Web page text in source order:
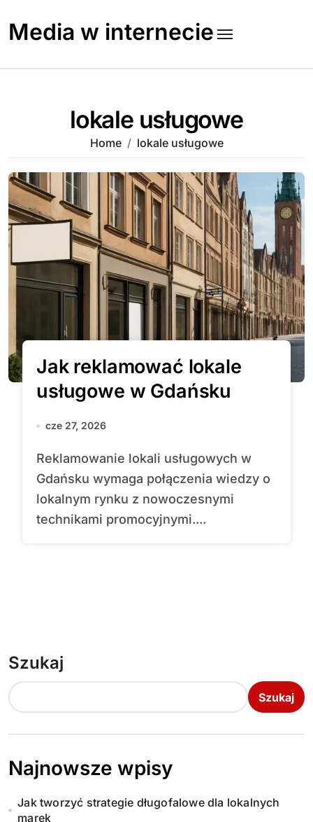
content
Media w internecie
lokale usługowe
Home lokale usługowe
Jak reklamować lokale
usługowe w Gdańsku
cze 27, 2026
Reklamowanie lokali usługowych w
Gdańsku wymaga połączenia wiedzy o
lokalnym rynku z nowoczesnymi
technikami promocyjnymi....
Szukaj
Szukaj
Najnowsze wpisy
Jak tworzyć strategie długofalowe dla lokalnych
marek